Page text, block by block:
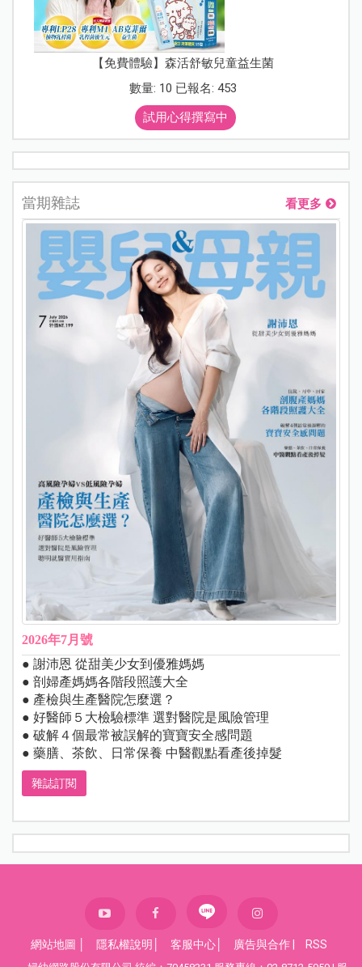
【免費體驗】森活舒敏兒童益生菌
數量: 10 已報名: 453
試用心得撰寫中
當期雜誌 看更多
2026年7月號
● 謝沛恩 從甜美少女到優雅媽媽
● 剖婦產媽媽各階段照護大全
● 產檢與生產醫院怎麼選？
● 好醫師５大檢驗標準 選對醫院是風險管理
● 破解４個最常被誤解的寶寶安全感問題
● 藥膳、茶飲、日常保養 中醫觀點看產後掉髮
雜誌訂閱
網站地圖 隱私權說明 客服中心 廣告與合作 RSS